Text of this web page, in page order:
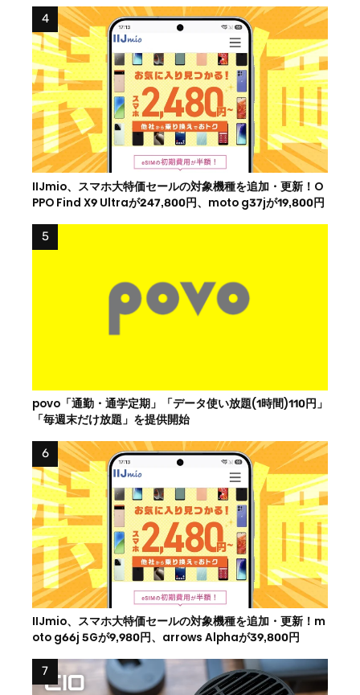
IIJmio、スマホ大特価セールの対象機種を追加・更新！O
PPO Find X9 Ultraが247,800円、moto g37jが19,800円
povo「通勤・通学定期」「データ使い放題(1時間)110円」
「毎週末だけ放題」を提供開始
IIJmio、スマホ大特価セールの対象機種を追加・更新！m
oto g66j 5Gが9,980円、arrows Alphaが39,800円